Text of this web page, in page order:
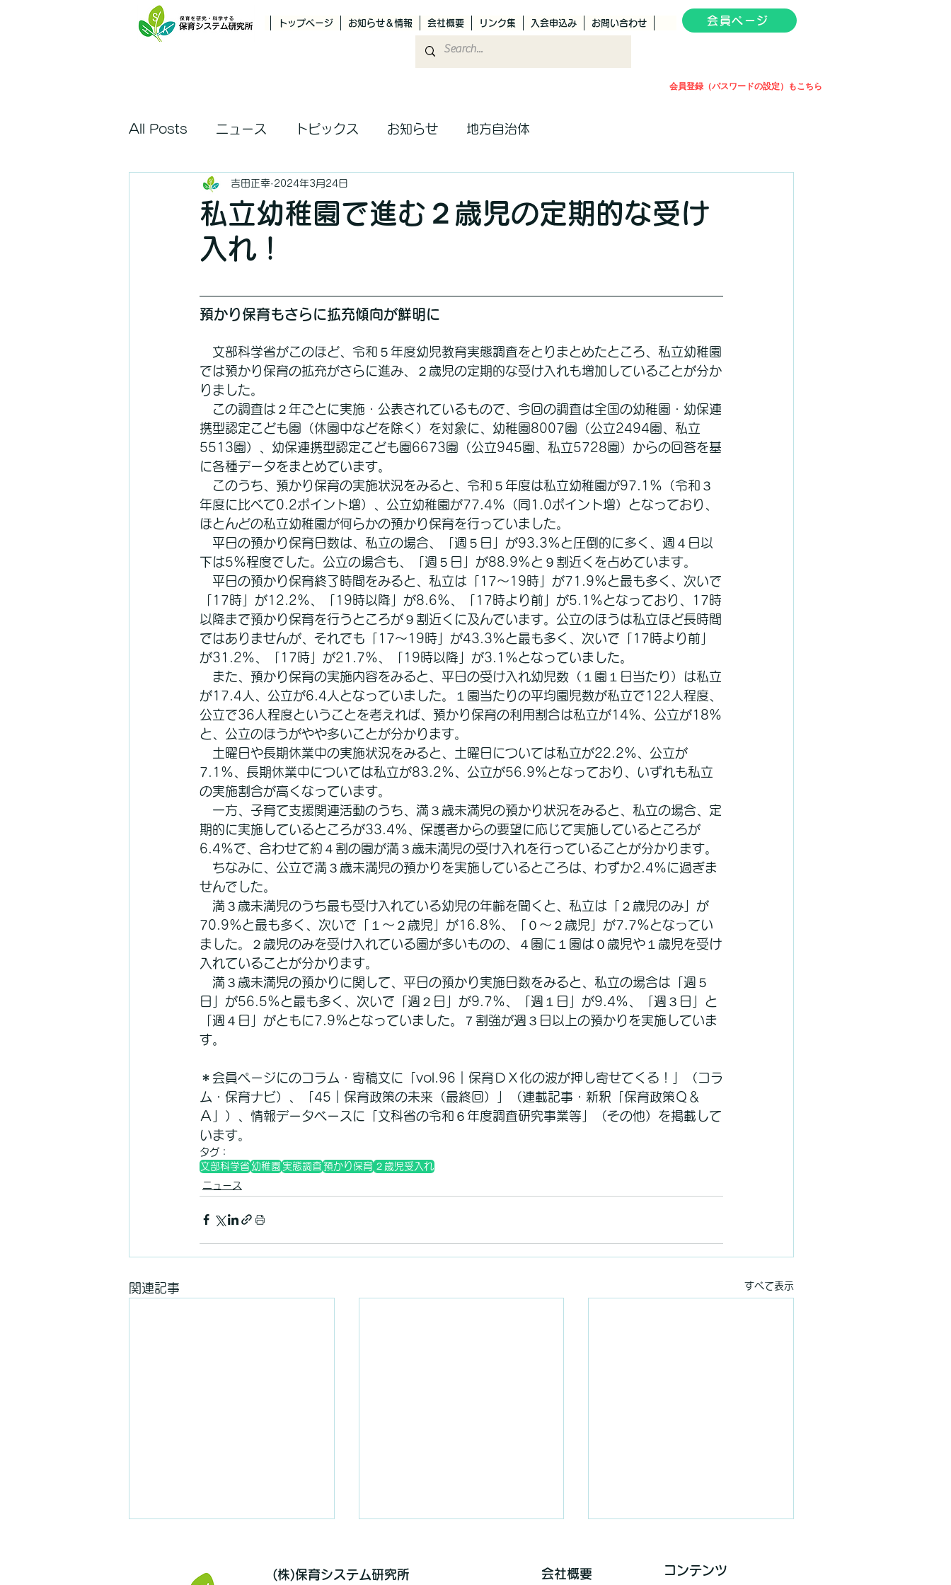
トップページ お知らせ＆情報 会社概要 リンク集 入会申込み お問い合わせ 会員ページ
会員登録（パスワードの設定）もこちら
All Posts ニュース トピックス お知らせ 地方自治体
私立幼稚園で進む２歳児の定期的な受け
入れ！
吉田正幸 2024年3月24日
預かり保育もさらに拡充傾向が鮮明に
文部科学省がこのほど、令和５年度幼児教育実態調査をとりまとめたところ、私立幼稚園
では預かり保育の拡充がさらに進み、２歳児の定期的な受け入れも増加していることが分か
りました。
この調査は２年ごとに実施・公表されているもので、今回の調査は全国の幼稚園・幼保連
携型認定こども園（休園中などを除く）を対象に、幼稚園8007園（公立2494園、私立
5513園）、幼保連携型認定こども園6673園（公立945園、私立5728園）からの回答を基
に各種データをまとめています。
このうち、預かり保育の実施状況をみると、令和５年度は私立幼稚園が97.1％（令和３
年度に比べて0.2ポイント増）、公立幼稚園が77.4％（同1.0ポイント増）となっており、
ほとんどの私立幼稚園が何らかの預かり保育を行っていました。
平日の預かり保育日数は、私立の場合、「週５日」が93.3％と圧倒的に多く、週４日以
下は5％程度でした。公立の場合も、「週５日」が88.9％と９割近くを占めています。
平日の預かり保育終了時間をみると、私立は「17～19時」が71.9％と最も多く、次いで
「17時」が12.2％、「19時以降」が8.6％、「17時より前」が5.1％となっており、17時
以降まで預かり保育を行うところが９割近くに及んでいます。公立のほうは私立ほど長時間
ではありませんが、それでも「17～19時」が43.3％と最も多く、次いで「17時より前」
が31.2％、「17時」が21.7％、「19時以降」が3.1％となっていました。
また、預かり保育の実施内容をみると、平日の受け入れ幼児数（１園１日当たり）は私立
が17.4人、公立が6.4人となっていました。１園当たりの平均園児数が私立で122人程度、
公立で36人程度ということを考えれば、預かり保育の利用割合は私立が14％、公立が18％
と、公立のほうがやや多いことが分かります。
土曜日や長期休業中の実施状況をみると、土曜日については私立が22.2％、公立が
7.1％、長期休業中については私立が83.2％、公立が56.9％となっており、いずれも私立
の実施割合が高くなっています。
一方、子育て支援関連活動のうち、満３歳未満児の預かり状況をみると、私立の場合、定
期的に実施しているところが33.4％、保護者からの要望に応じて実施しているところが
6.4％で、合わせて約４割の園が満３歳未満児の受け入れを行っていることが分かります。
ちなみに、公立で満３歳未満児の預かりを実施しているところは、わずか2.4％に過ぎま
せんでした。
満３歳未満児のうち最も受け入れている幼児の年齢を聞くと、私立は「２歳児のみ」が
70.9％と最も多く、次いで「１～２歳児」が16.8％、「０～２歳児」が7.7％となってい
ました。２歳児のみを受け入れている園が多いものの、４園に１園は０歳児や１歳児を受け
入れていることが分かります。
満３歳未満児の預かりに関して、平日の預かり実施日数をみると、私立の場合は「週５
日」が56.5％と最も多く、次いで「週２日」が9.7％、「週１日」が9.4％、「週３日」と
「週４日」がともに7.9％となっていました。７割強が週３日以上の預かりを実施していま
す。
＊会員ページにのコラム・寄稿文に「vol.96｜保育ＤＸ化の波が押し寄せてくる！」（コラ
ム・保育ナビ）、「45｜保育政策の未来（最終回）」（連載記事・新釈「保育政策Ｑ＆
Ａ」）、情報データベースに「文科省の令和６年度調査研究事業等」（その他）を掲載して
います。
タグ：
文部科学省 幼稚園 実態調査 預かり保育 ２歳児受入れ
ニュース
関連記事 すべて表示
(株)保育システム研究所 会社概要 コンテンツ